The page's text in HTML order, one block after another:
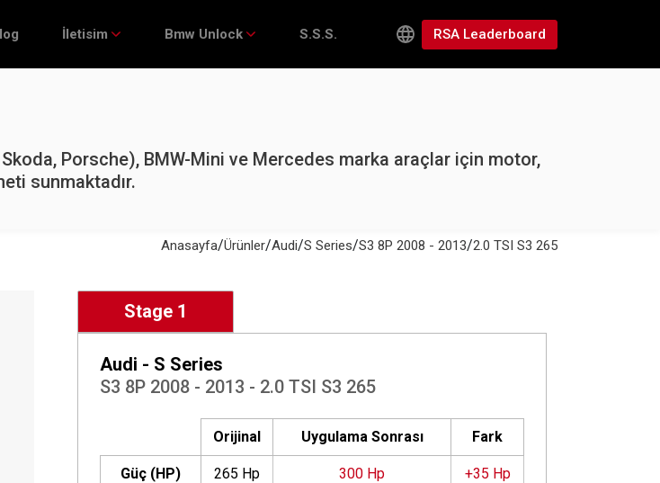
İletisim Bmw Unlock S.S.S. RSA Leaderboard
Porsche), BMW-Mini ve Mercedes marka araçlar için motor,
sunmaktadır.
Anasayfa/Ürünler/Audi/S Series/S3 8P 2008 - 2013/2.0 TSI S3 265
Stage 1
Audi - S Series
S3 8P 2008 - 2013 - 2.0 TSI S3 265
Orijinal Uygulama Sonrası Fark
Güç (HP) 265 Hp 300 Hp +35 Hp